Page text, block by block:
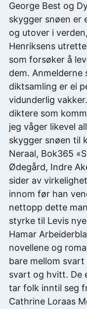
George Best og
skygger snøen er
og utover i
Henriksens
som forsøker å
dem. Anmelderne
diktsamling er ei
vidunderlig
diktere som
jeg våger likevel
skygger snøen til
Neraal, Bok365
Ødegård, Indre
sider av
innom før han
nettopp dette
styrke til Levis
Hamar
novellene og
bare mellom
svart og hvitt. De
tar folk inntil seg
Cathrine Loraas